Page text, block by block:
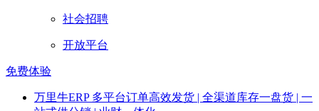
社会招聘
开放平台
免费体验
万里牛ERP 多平台订单高效发货 | 全渠道库存一盘货 | 一